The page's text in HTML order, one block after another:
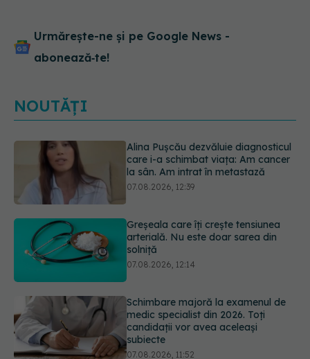
Urmărește-ne și pe Google News -
abonează‑te!
NOUTĂȚI
Greșeala care îți crește tensiunea
arterială. Nu este doar sarea din
07.08.2026, 12:14
Schimbare majoră la examenul de
medic specialist din 2026. Toți
candidații vor avea aceleași
subiecte
Ashwagandha: 4 efecte adverse
potențial grave
07.08.2026, 11:03